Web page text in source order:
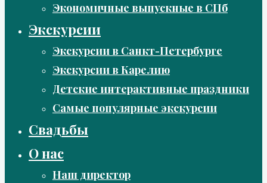
Экономичные выпускные в СПб
Экскурсии
Экскурсии в Санкт-Петербурге
Экскурсии в Карелию
Детские интерактивные праздники
Самые популярные экскурсии
Свадьбы
О нас
Наш директор